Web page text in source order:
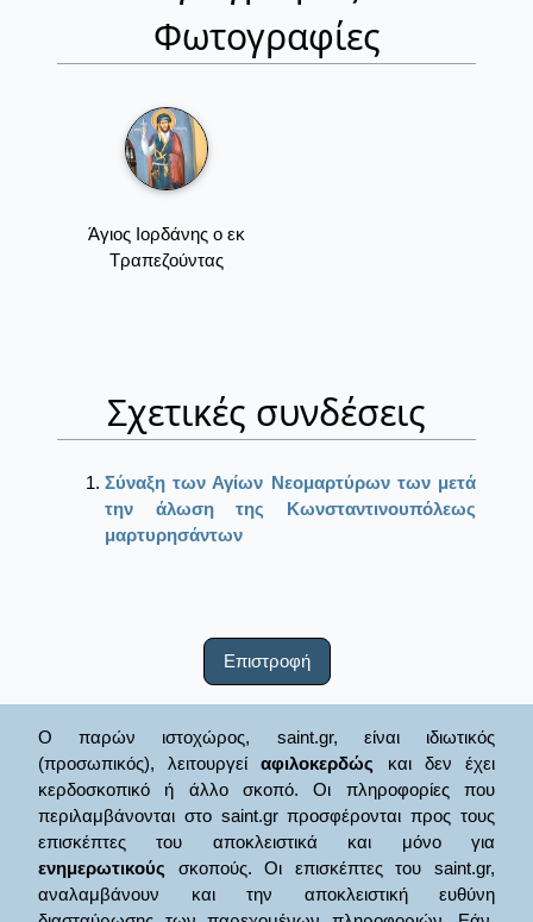
Φωτογραφίες
Άγιος Ιορδάνης ο εκ
Τραπεζούντας
Σχετικές συνδέσεις
Σύναξη των Αγίων Νεομαρτύρων των μετά
την άλωση της Κωνσταντινουπόλεως
μαρτυρησάντων
Επιστροφή
Ο παρών ιστοχώρος, saint.gr, είναι ιδιωτικός
(προσωπικός), λειτουργείαφιλοκερδώς και δεν έχει
κερδοσκοπικό ή άλλο σκοπό. Οι πληροφορίες που
περιλαμβάνονται στο saint.gr προσφέρονται προς τους
επισκέπτες του αποκλειστικά και μόνο για
ενημερωτικούς σκοπούς. Οι επισκέπτες του saint.gr,
αναλαμβάνουν και την αποκλειστική ευθύνη